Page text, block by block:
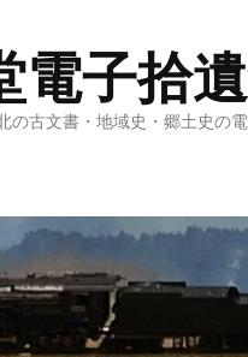
電子拾
の古文書・地域史・郷土史の